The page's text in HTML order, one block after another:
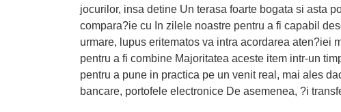
jocurilor, insa detine Un terasa foarte bogata si asta
compara?ie cu In zilele noastre pentru a fi capabil
urmare, lupus eritematos va intra acordarea aten?iei
pentru a fi combine Majoritatea aceste item intr-un
pentru a pune in practica pe un venit real, mai ales
bancare, portofele electronice De asemenea, ?i